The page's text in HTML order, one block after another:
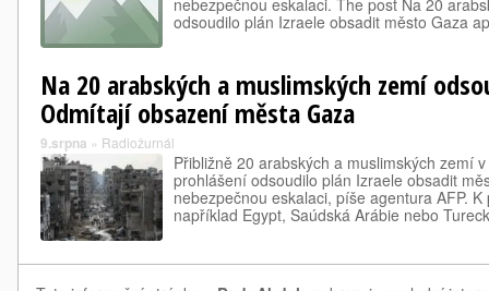
nebezpečnou eskalaci. The post Na 20
odsoudilo plán Izraele obsadit město Gaza
Na 20 arabských a muslimských zemí
Odmítají obsazení města Gaza
9.srpna » Radiožurnál
Přibližně 20 arabských a muslimských zemí
prohlášení odsoudilo plán Izraele obsadit
nebezpečnou eskalaci, píše agentura AFP.
například Egypt, Saúdská Arábie nebo